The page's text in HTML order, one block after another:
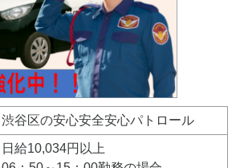
渋谷区の安心安全安心パトロール
日給10,034円以上